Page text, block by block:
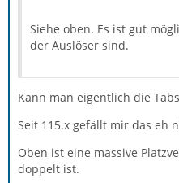
Siehe oben. Es ist gut
der Auslöser sind.
Kann man eigentlich die
Seit 115.x gefällt mir das eh
Oben ist eine massive
doppelt ist.